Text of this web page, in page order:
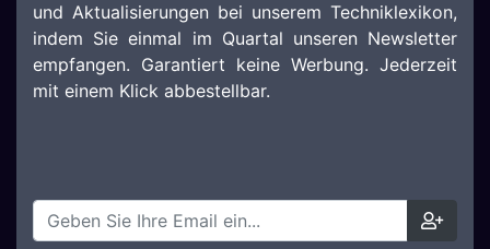
und Aktualisierungen bei unserem Techniklexikon,
indem Sie einmal im Quartal unseren Newsletter
empfangen. Garantiert keine Werbung. Jederzeit
mit einem Klick abbestellbar.